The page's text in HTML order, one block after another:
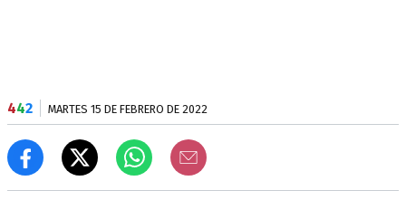
442 MARTES 15 DE FEBRERO DE 2022